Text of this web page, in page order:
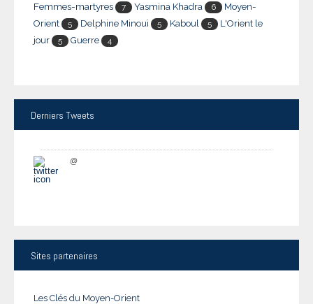
Femmes-martyres 7 Yasmina Khadra 6
Moyen-
Orient
5 Delphine Minoui 5 Kaboul 5
L'Orient le
jour
5 Guerre 4
Derniers Tweets
@
Sites partenaires
Les Clés du Moyen-Orient